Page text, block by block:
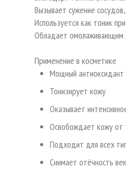
Вызывает сужение
Используется как тоник
Обладает омолаживающим
Применение в косметике
Мощный антиоксидант
Тонизирует кожу
Оказывает
Освобождает кожу от
Подходит для всех
Снимает отёчность век